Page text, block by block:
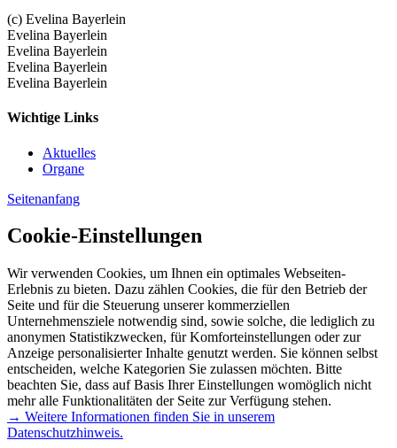
(c) Evelina Bayerlein
Evelina Bayerlein
Evelina Bayerlein
Evelina Bayerlein
Evelina Bayerlein
Wichtige Links
Aktuelles
Organe
Seitenanfang
Cookie-Einstellungen
Wir verwenden Cookies, um Ihnen ein optimales Webseiten-
Erlebnis zu bieten. Dazu zählen Cookies, die für den Betrieb der
Seite und für die Steuerung unserer kommerziellen
Unternehmensziele notwendig sind, sowie solche, die lediglich zu
anonymen Statistikzwecken, für Komforteinstellungen oder zur
Anzeige personalisierter Inhalte genutzt werden. Sie können selbst
entscheiden, welche Kategorien Sie zulassen möchten. Bitte
beachten Sie, dass auf Basis Ihrer Einstellungen womöglich nicht
mehr alle Funktionalitäten der Seite zur Verfügung stehen.
→ Weitere Informationen finden Sie in unserem
Datenschutzhinweis.